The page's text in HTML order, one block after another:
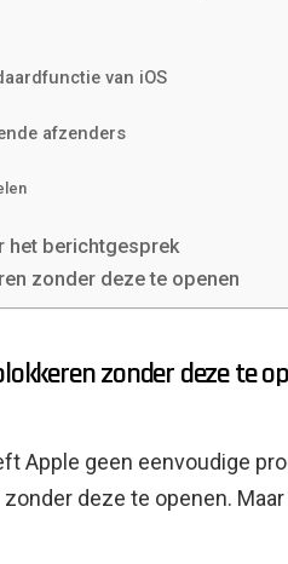
van iOS
afzenders
het berichtgesprek
zonder deze te openen
zonder deze te
Apple geen eenvoudige
deze te openen.